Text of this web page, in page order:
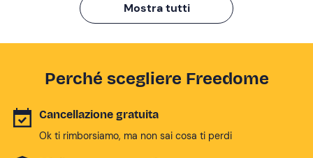
Mostra tutti
Perché scegliere Freedome
Cancellazione gratuita
Ok ti rimborsiamo, ma non sai cosa ti perdi